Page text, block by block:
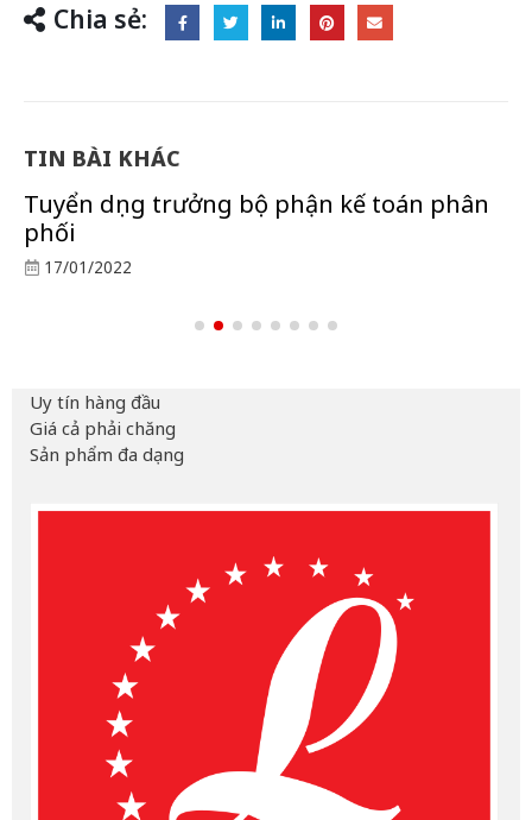
Chia sẻ:
TIN BÀI KHÁC
Tuyển dụng trưởng bộ phận kế toán phân
phối
17/01/2022
Uy tín hàng đầu
Giá cả phải chăng
Sản phẩm đa dạng